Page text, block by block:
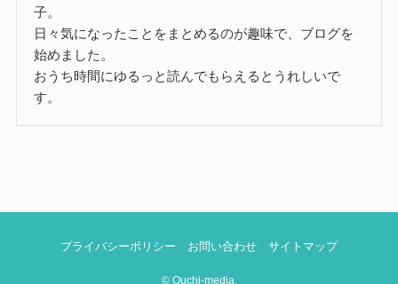
子。
日々気になったことをまとめるのが趣味で、ブログを
始めました。
おうち時間にゆるっと読んでもらえるとうれしいで
す。
プライバシーポリシー お問い合わせ サイトマップ
©Ouchi-media.